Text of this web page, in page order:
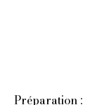
Préparation :